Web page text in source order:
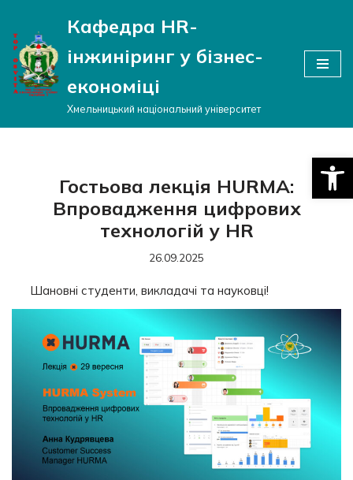
Перейти
до
вмісту
Кафедра HR-
інжиніринг у бізнес-
економіці
Хмельницький національний університет
Гостьова лекція HURMA:
Впровадження цифрових
технологій у HR
26.09.2025
Шановні студенти, викладачі та науковці!